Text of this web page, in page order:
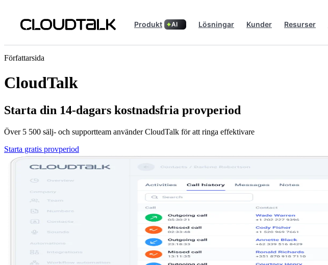
Produkt AI Lösningar Kunder Resurser
Författarsida
CloudTalk
Starta din 14-dagars kostnadsfria provperiod
Över 5 500 sälj- och supportteam använder CloudTalk för att ringa effektivare
Starta gratis provperiod